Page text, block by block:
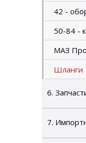
42 -
50-84 -
МАЗ
Шланги
6.
7.